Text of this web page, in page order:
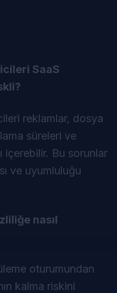
SaaS
reklamlar, dosya
süreleri ve
içerebilir. Bu sorunlar
ve uyumluluğu
nasıl
oturumundan
kalma riskini